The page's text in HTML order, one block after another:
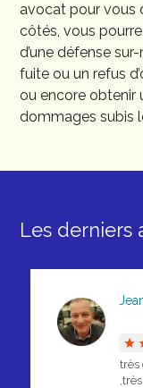
avocat pour vous
côtés, vous
d’une défense
fuite ou un refus
ou encore obtenir
dommages subis
Les derniers
très